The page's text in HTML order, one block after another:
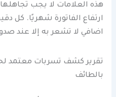
هذه العلامات لا يجب
ارتفاع الفاتورة شهريًا. كل
اضافي لا تشعر به إلا عند
تقرير كشف تسربات معتمد لحل
بالطائف